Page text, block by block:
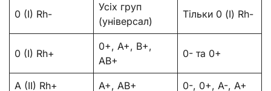
0 (I) Rh-
Усіх груп
(універсал)
Тільки 0 (I) Rh-
0 (I) Rh+
0+, A+, B+,
AB+
0- та 0+
A (II) Rh+ A+, AB+ 0-, 0+, A-, A+